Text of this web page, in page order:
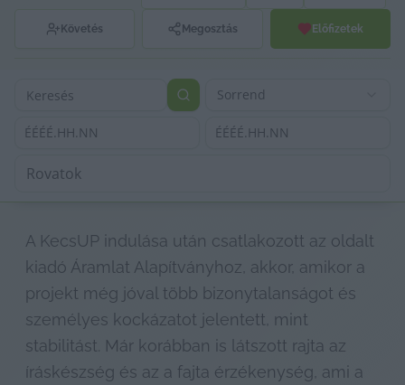
Követés Megosztás Előfizetek
Sorrend
ÉÉÉÉ.HH.NN ÉÉÉÉ.HH.NN
A KecsUP indulása után csatlakozott az oldalt
kiadó Áramlat Alapítványhoz, akkor, amikor a
projekt még jóval több bizonytalanságot és
személyes kockázatot jelentett, mint
stabilitást. Már korábban is látszott rajta az
íráskészség és az a fajta érzékenység, ami a